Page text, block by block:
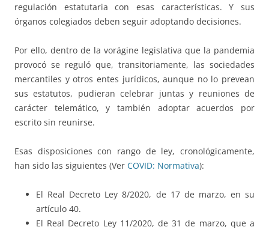
regulación estatutaria con esas características. Y sus
órganos colegiados deben seguir adoptando decisiones.
Por ello, dentro de la vorágine legislativa que la pandemia
provocó se reguló que, transitoriamente, las sociedades
mercantiles y otros entes jurídicos, aunque no lo prevean
sus estatutos, pudieran celebrar juntas y reuniones de
carácter telemático, y también adoptar acuerdos por
escrito sin reunirse.
Esas disposiciones con rango de ley, cronológicamente,
han sido las siguientes (Ver COVID: Normativa):
El Real Decreto Ley 8/2020, de 17 de marzo, en su
artículo 40.
El Real Decreto Ley 11/2020, de 31 de marzo, que a